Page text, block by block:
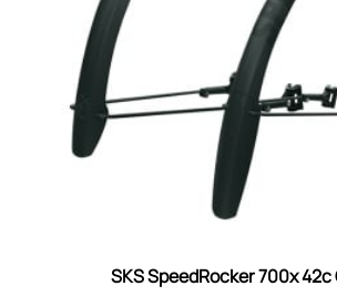
SKS SpeedRocker 700x 42c